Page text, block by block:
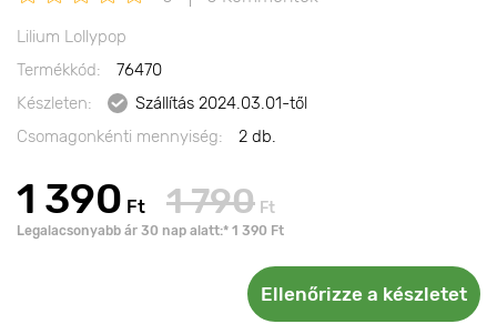
Lilium Lollypop
Termékkód:
76470
Készleten:
Szállítás 2024.03.01-től
Csomagonkénti mennyiség:
2 db.
1 390 Ft 1 790 Ft
Legalacsonyabb ár 30 nap alatt:* 1 390 Ft
Ellenőrizze a készletet